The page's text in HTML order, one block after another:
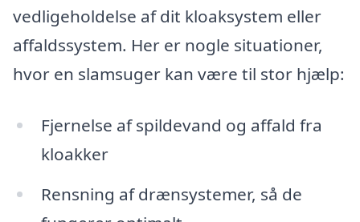
vedligeholdelse af dit kloaksystem eller
affaldssystem. Her er nogle situationer,
hvor en slamsuger kan være til stor hjælp:
Fjernelse af spildevand og affald fra
kloakker
Rensning af drænsystemer, så de